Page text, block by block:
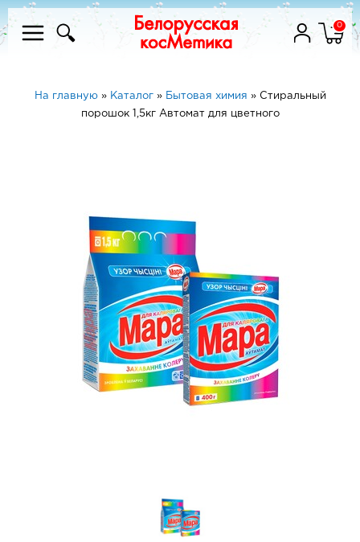
0
На главную» Каталог» Бытовая химия » Стиральный
порошок 1,5кг Автомат для цветного